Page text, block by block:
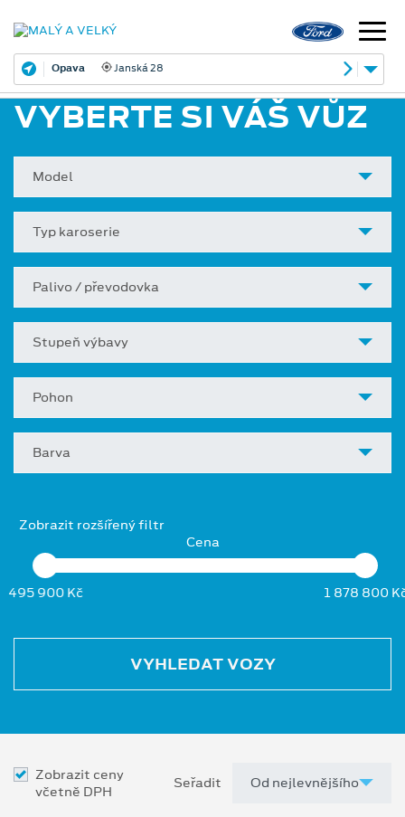
Opava Janská 28
VYBERTE SI VÁŠ VŮZ
Model
Typ karoserie
Palivo / převodovka
Stupeň výbavy
Pohon
Barva
Zobrazit rozšířený filtr
Cena
495 900 Kč 1 878 800
VYHLEDAT VOZY
Zobrazit ceny
včetně DPH
Seřadit